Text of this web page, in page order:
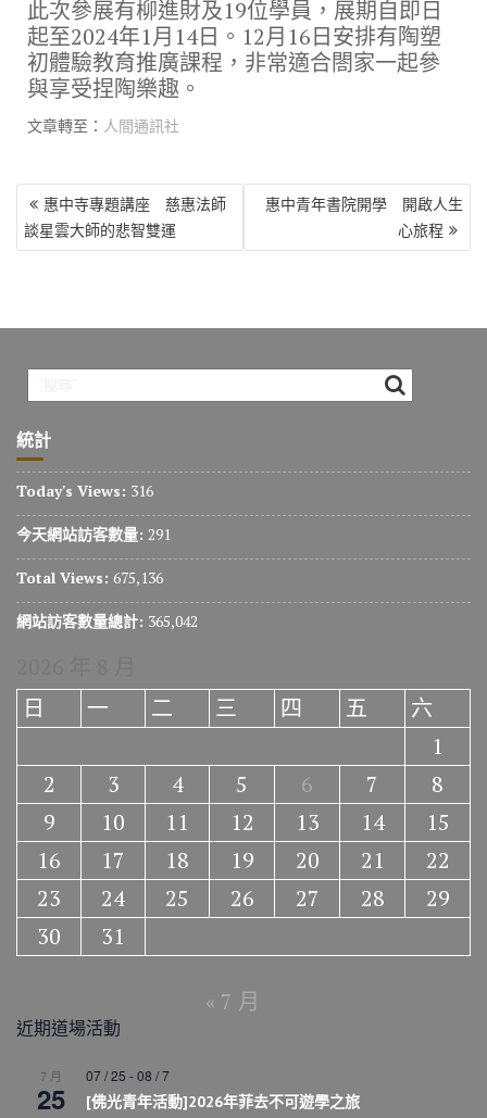
此次參展有柳進財及19位學員，展期自即日
起至2024年1月14日。12月16日安排有陶塑
初體驗教育推廣課程，非常適合閤家一起參
與享受捏陶樂趣。
文章轉至： 人間通訊社
文
章
導
惠中寺專題講座 慈惠法師
談星雲大師的悲智雙運
惠中青年書院開學 開啟人生
心旅程
統計
Today's Views: 316
今天網站訪客數量: 291
Total Views: 675,136
網站訪客數量總計: 365,042
日
一 二 三 四 五
六
1
2
3 4 5 6 7
8
9
10 11 12 13 14
15
16
17 18 19 20 21
22
23
24 25 26 27 28
29
30
31
« 7 月
近期道場活動
7 月
25
07 / 25 -08 / 7
[佛光青年活動]2026年菲去不可遊學之旅